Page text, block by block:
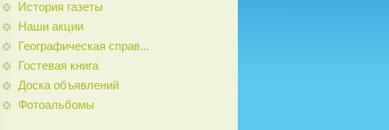
История газеты
Наши акции
Географическая справ...
Гостевая книга
Доска объявлений
Фотоальбомы